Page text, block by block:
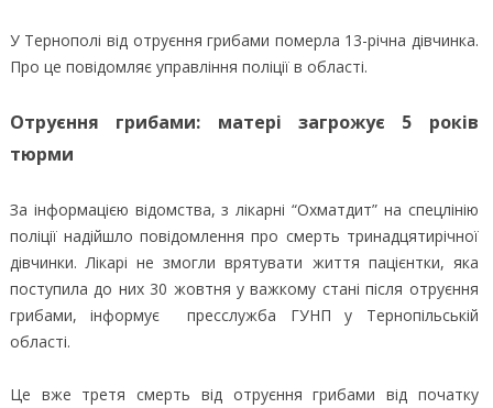
У Тернополі від отруєння грибами померла 13-річна дівчинка.
Про це повідомляє управління поліції в області.
Отруєння грибами: матері загрожує 5 років
тюрми
За інформацією відомства, з лікарні “Охматдит” на спецлінію
поліції надійшло повідомлення про смерть тринадцятирічної
дівчинки. Лікарі не змогли врятувати життя пацієнтки, яка
поступила до них 30 жовтня у важкому стані після отруєння
грибами, інформує пресслужба ГУНП у Тернопільській
області.
Це вже третя смерть від отруєння грибами від початку